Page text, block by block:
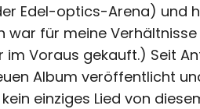
Edel-optics-Arena) und
war für meine
im Voraus gekauft.) Seit
Album veröffentlicht
einziges Lied von